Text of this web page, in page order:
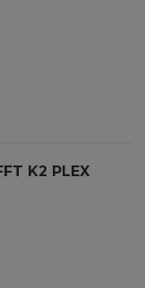
K2 PLEX